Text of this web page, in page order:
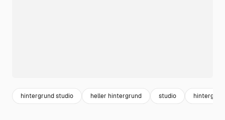
hintergrund studio heller hintergrund studio